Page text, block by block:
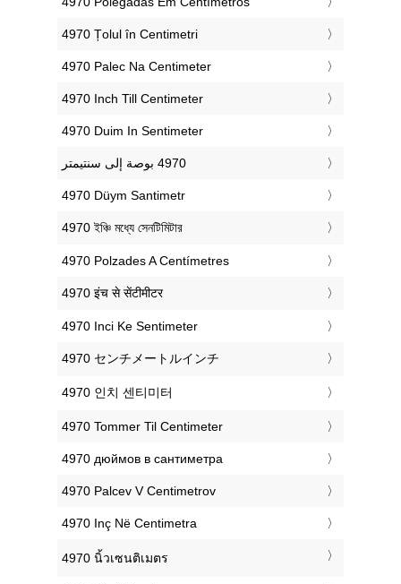
‎4970 Țolul în Centimetri
‎4970 Palec Na Centimeter
‎4970 Inch Till Centimeter
‎4970 Duim In Sentimeter
‎4970 Düym Santimetr
‎4970 ইঞ্চি মধ্যে সেনটিমিটার
‎4970 Polzades A Centímetres
‎4970 इंच से सेंटीमीटर
‎4970 Inci Ke Sentimeter
‎4970 センチメートルインチ
‎4970 인치 센티미터
‎4970 Tommer Til Centimeter
‎4970 дюймов в сантиметра
‎4970 Palcev V Centimetrov
‎4970 Inç Në Centimetra
‎4970 นิ้วเซนติเมตร